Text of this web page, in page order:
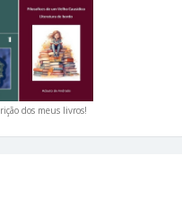
dos meus livros!